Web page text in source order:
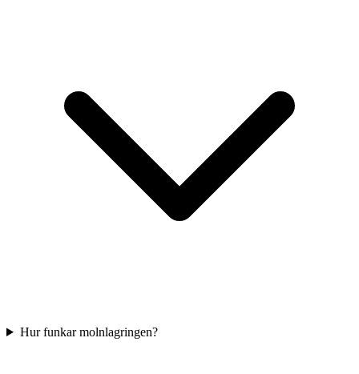
Hur funkar molnlagringen?